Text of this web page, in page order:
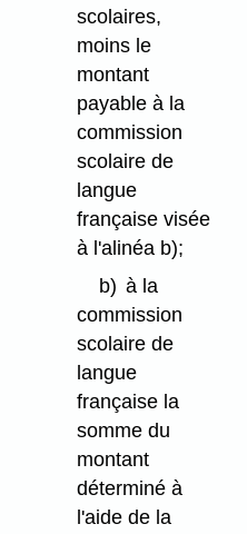
scolaires,
moins le
montant
payable à la
commission
scolaire de
langue
française visée
à l'alinéa b);
b) à la
commission
scolaire de
langue
française la
somme du
montant
déterminé à
l'aide de la